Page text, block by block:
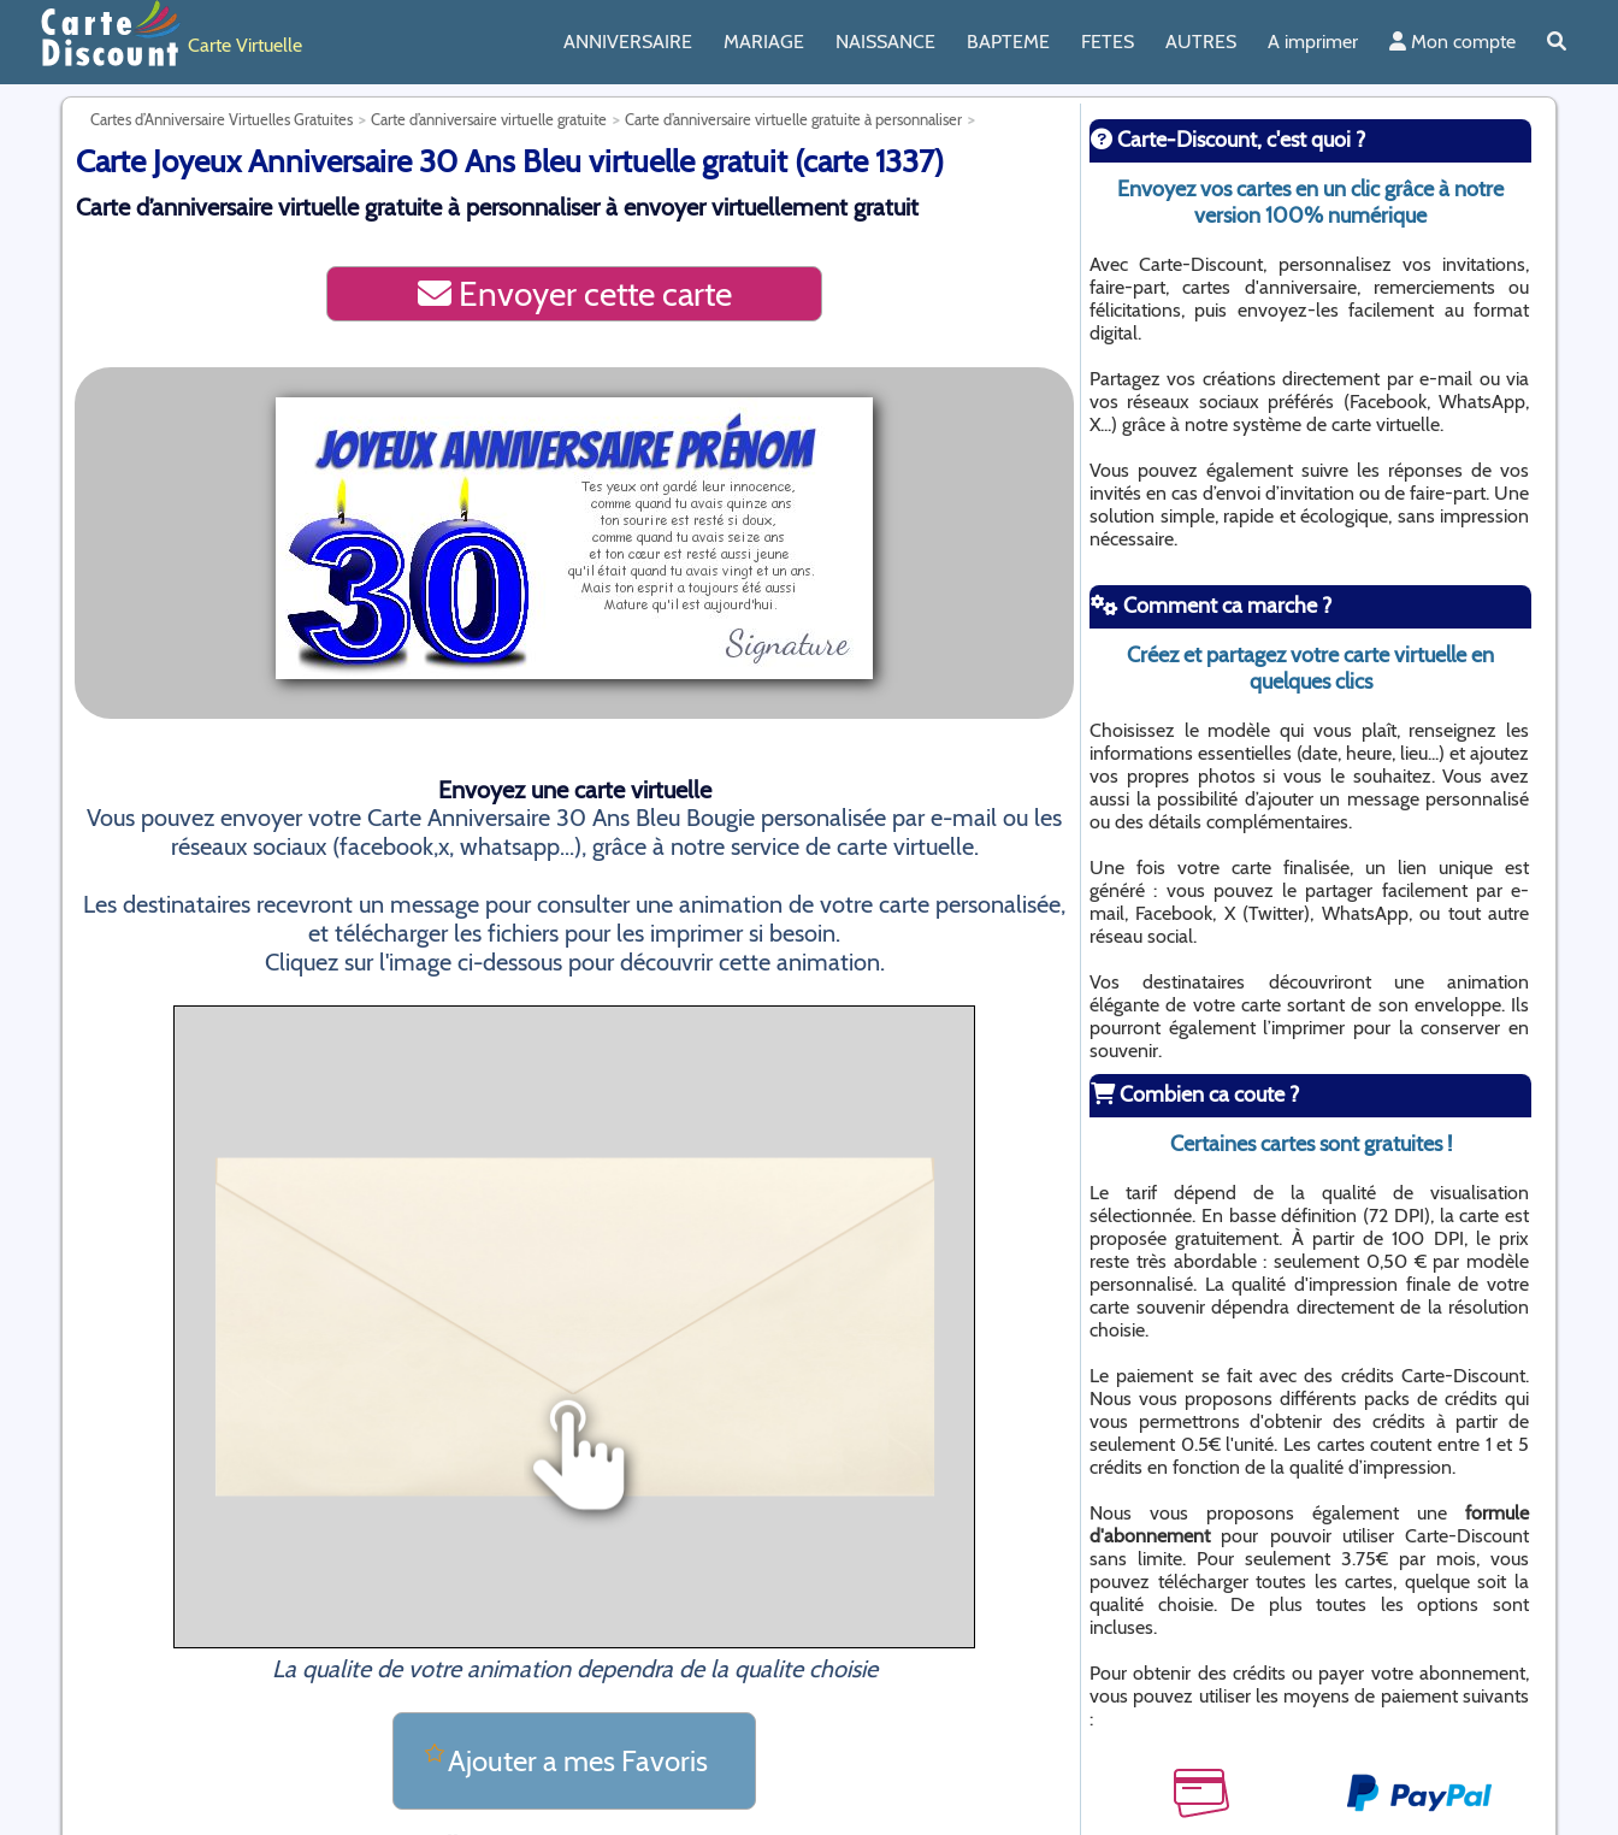
Carte Virtuelle ANNIVERSAIRE MARIAGE NAISSANCE BAPTEME FETES AUTRES A imprimer Mon compte
Cartes d’Anniversaire Virtuelles Gratuites Carte d’anniversaire virtuelle gratuite Carte d’anniversaire virtuelle gratuite à personnaliser
Carte Joyeux Anniversaire 30 Ans Bleu virtuelle gratuit (carte 1337)
Carte d’anniversaire virtuelle gratuite à personnaliser à envoyer virtuellement gratuit
Envoyer cette carte
Envoyez une carte virtuelle
Vous pouvez envoyer votre Carte Anniversaire 30 Ans Bleu Bougie personalisée par e-mail ou les
réseaux sociaux (facebook,x, whatsapp...), grâce à notre service de carte virtuelle.
Les destinataires recevront un message pour consulter une animation de votre carte personalisée,
et télécharger les fichiers pour les imprimer si besoin.
Cliquez sur l'image ci-dessous pour découvrir cette animation.
La qualite de votre animation dependra de la qualite choisie
Ajouter a mes Favoris
Carte-Discount, c'est quoi ?
Envoyez vos cartes en un clic grâce à notre
version 100% numérique
Avec Carte-Discount, personnalisez vos invitations,
faire-part, cartes d'anniversaire, remerciements ou
félicitations, puis envoyez-les facilement au format
digital.
Partagez vos créations directement par e-mail ou via
vos réseaux sociaux préférés (Facebook, WhatsApp,
X...) grâce à notre système de carte virtuelle.
Vous pouvez également suivre les réponses de vos
invités en cas d’envoi d’invitation ou de faire-part. Une
solution simple, rapide et écologique, sans impression
nécessaire.
Comment ca marche ?
Créez et partagez votre carte virtuelle en
quelques clics
Choisissez le modèle qui vous plaît, renseignez les
informations essentielles (date, heure, lieu...) et ajoutez
vos propres photos si vous le souhaitez. Vous avez
aussi la possibilité d’ajouter un message personnalisé
ou des détails complémentaires.
Une fois votre carte finalisée, un lien unique est
généré : vous pouvez le partager facilement par e-
mail, Facebook, X (Twitter), WhatsApp, ou tout autre
réseau social.
Vos destinataires découvriront une animation
élégante de votre carte sortant de son enveloppe. Ils
pourront également l’imprimer pour la conserver en
souvenir.
Combien ca coute ?
Certaines cartes sont gratuites !
Le tarif dépend de la qualité de visualisation
sélectionnée. En basse définition (72 DPI), la carte est
proposée gratuitement. À partir de 100 DPI, le prix
reste très abordable : seulement 0,50 € par modèle
personnalisé. La qualité d'impression finale de votre
carte souvenir dépendra directement de la résolution
choisie.
Le paiement se fait avec des crédits Carte-Discount.
Nous vous proposons différents packs de crédits qui
vous permettrons d'obtenir des crédits à partir de
seulement 0.5€ l'unité. Les cartes coutent entre 1 et 5
crédits en fonction de la qualité d’impression.
Nous vous proposons également une formule
d'abonnementpour pouvoir utiliser Carte-Discount
sans limite. Pour seulement 3.75€ par mois, vous
pouvez télécharger toutes les cartes, quelque soit la
qualité choisie. De plus toutes les options sont
incluses.
Pour obtenir des crédits ou payer votre abonnement,
vous pouvez utiliser les moyens de paiement suivants
: